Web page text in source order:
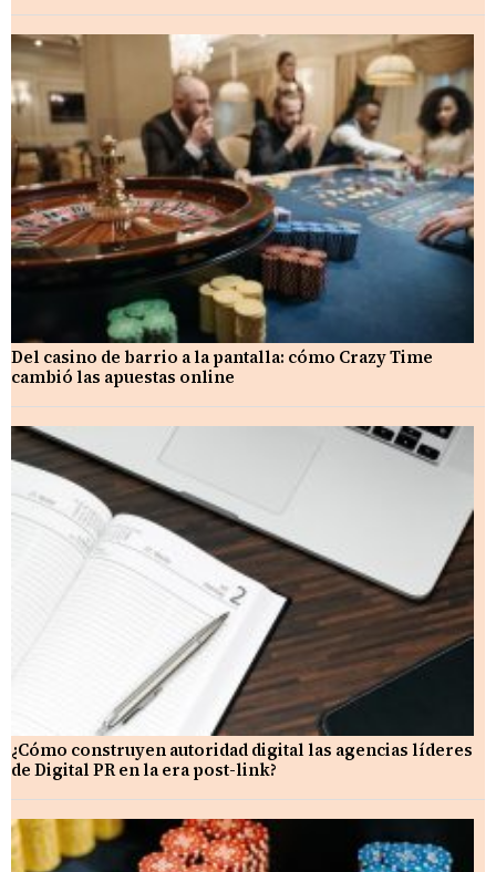
Del casino de barrio a la pantalla: cómo Crazy Time
cambió las apuestas online
¿Cómo construyen autoridad digital las agencias líderes
de Digital PR en la era post-link?